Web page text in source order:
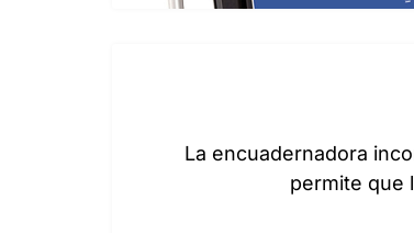
La encuadernadora
permite que